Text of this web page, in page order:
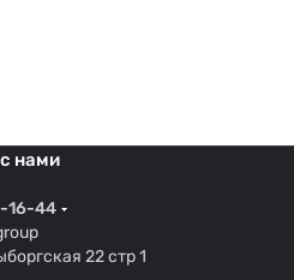
нами
16-44
22 стр 1